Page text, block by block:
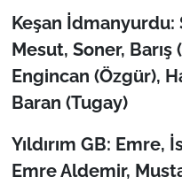
Keşan İdmanyurdu:
Mesut, Soner,
Engincan (Özgür),
Baran (Tugay)
Yıldırım GB: Emre,
Emre Aldemir,
ÇANAKKALE
TÜRKİYE
Bölge
Güvenlik